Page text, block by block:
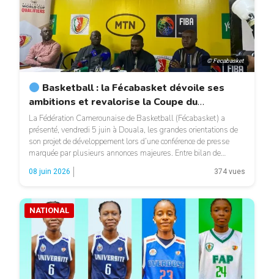
© Fecabasket
Basketball : la Fécabasket dévoile ses
ambitions et revalorise la Coupe du
Cameroun
La Fédération Camerounaise de Basketball (Fécabasket) a
présenté, vendredi 5 juin à Douala, les grandes orientations de
son projet de développement lors d’une conférence de presse
marquée par plusieurs annonces majeures. Entre bilan de
saison, préparation des sélections nationales et valorisation des
compétitions locales, l’instance fédérale entend poursuivre la
08 juin 2026 374 vues
NATIONAL